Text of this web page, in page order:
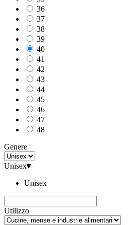
36
37
38
39
40
41
42
43
44
45
46
47
48
Genere
Unisex▾
Unisex
Utilizzo